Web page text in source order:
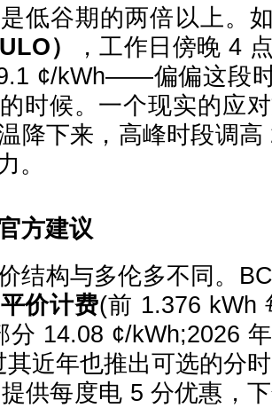
低谷期的两倍以上。
）
，工作日傍晚 4
¢/kWh——偏偏这段
时候。一个现实的应
降下来，高峰时段调
。
方建议
结构与多伦多不同。
价计费(前 1.376 kWh
分 14.08 ¢/kWh;2026
其近年也推出可选的分
供每度电 5 分优惠，